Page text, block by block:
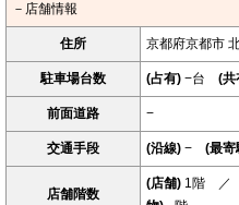
－店舗情報
住所 京都府京都市
駐車場台数 (占有) −台 (共
前面道路 −
交通手段 (沿線) − (最寄
店舗階数
(店舗) 1階 ／